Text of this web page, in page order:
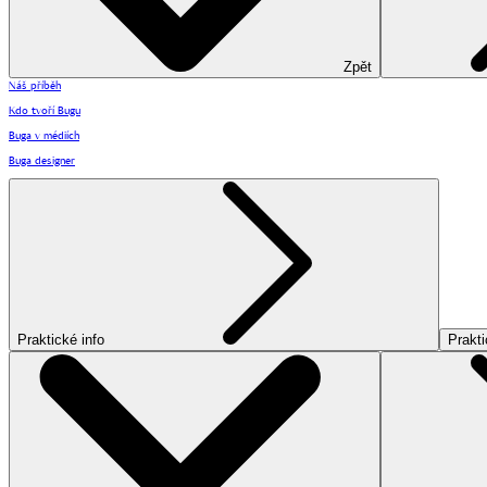
Zpět
Náš příběh
Kdo tvoří Bugu
Buga v médiích
Buga designer
Praktické info